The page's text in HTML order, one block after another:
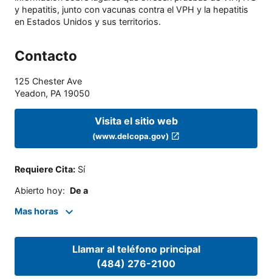
y hepatitis, junto con vacunas contra el VPH y la hepatitis
en Estados Unidos y sus territorios.
Contacto
125 Chester Ave
Yeadon, PA 19050
Visita el sitio web
(www.delcopa.gov)
Requiere Cita: Sí
Abierto hoy: De a
Mas horas
Llamar al teléfono principal
(484) 276-2100